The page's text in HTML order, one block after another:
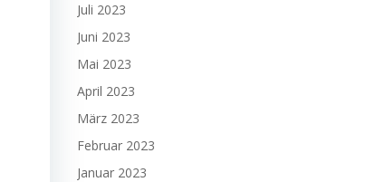
Juli 2023
Juni 2023
Mai 2023
April 2023
März 2023
Februar 2023
Januar 2023